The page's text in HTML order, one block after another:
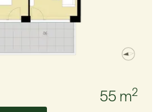
55 m2